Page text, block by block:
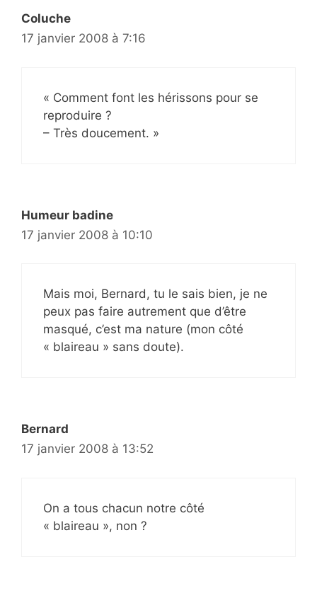
Coluche
17 janvier 2008 à 7:16
« Comment font les hérissons pour se
reproduire ?
– Très doucement. »
Humeur badine
17 janvier 2008 à 10:10
Mais moi, Bernard, tu le sais bien, je ne
peux pas faire autrement que d’être
masqué, c’est ma nature (mon côté
« blaireau » sans doute).
Bernard
17 janvier 2008 à 13:52
On a tous chacun notre côté
« blaireau », non ?